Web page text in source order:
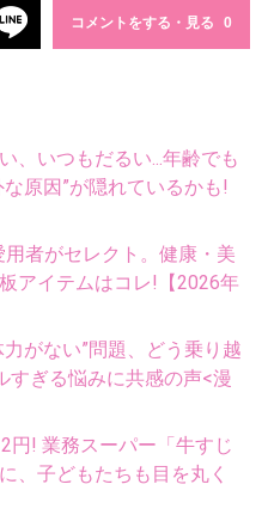
コメントをする・見る
、いつもだるい...年齢でも
原因”が隠れているかも!
者がセレクト。健康・美
アイテムはコレ!【2026年
がない”問題、どう乗り越
すぎる悩みに共感の声<漫
! 業務スーパー「牛すじ
、子どもたちも目を丸く